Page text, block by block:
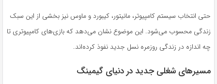
حتی انتخاب سیستم کامپیوتر، مانیتور، کیبورد و ماوس نیز بخشی از این سبک
زندگی محسوب می‌شود. این موضوع نشان می‌دهد که بازی‌های کامپیوتری تا
چه اندازه در زندگی روزمره نسل جدید نفوذ کرده‌اند.
مسیرهای شغلی جدید در دنیای گیمینگ